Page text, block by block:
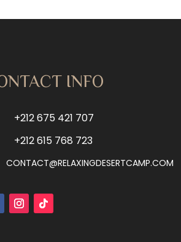
INFO
+212 675 421 707
+212 615 768 723
CONTACT@RELAXINGDESERTCAMP.COM